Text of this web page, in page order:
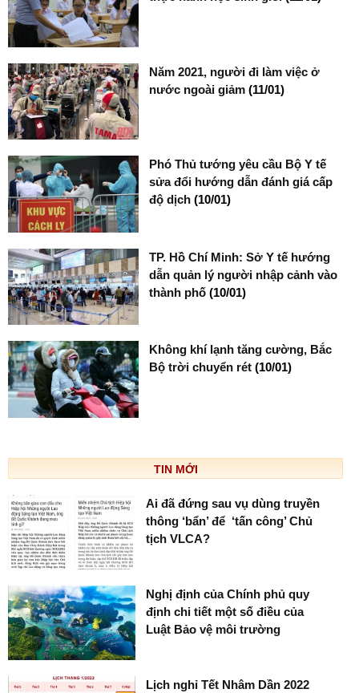
Năm 2021, người đi làm việc ở
nước ngoài giảm(11/01)
Phó Thủ tướng yêu cầu Bộ Y tế
sửa đổi hướng dẫn đánh giá cấp
độ dịch(10/01)
TP. Hồ Chí Minh: Sở Y tế hướng
dẫn quản lý người nhập cảnh vào
thành phố(10/01)
Không khí lạnh tăng cường, Bắc
Bộ trời chuyển rét(10/01)
TIN MỚI
Ai đã đứng sau vụ dùng truyền
thông ‘bẩn’ để ‘tấn công’ Chủ
tịch VLCA?
Nghị định của Chính phủ quy
định chi tiết một số điều của
Luật Bảo vệ môi trường
Lịch nghỉ Tết Nhâm Dần 2022